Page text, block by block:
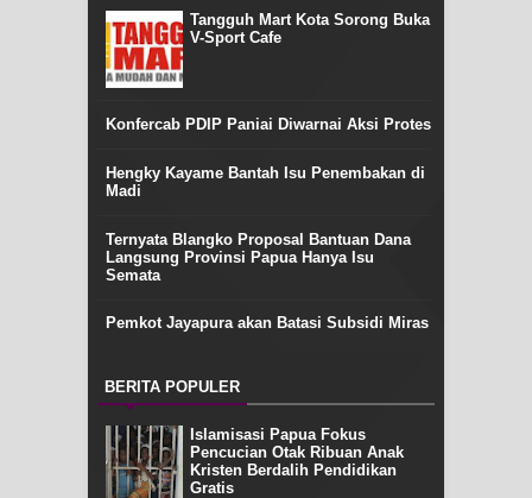
Tangguh Mart Kota Sorong Buka
V-Sport Cafe
Konfercab PDIP Paniai Diwarnai Aksi Protes
Hengky Kayame Bantah Isu Penembakan di
Madi
Ternyata Blangko Proposal Bantuan Dana
Langsung Provinsi Papua Hanya Isu
Semata
Pemkot Jayapura akan Batasi Subsidi Miras
BERITA POPULER
Islamisasi Papua Fokus
Pencucian Otak Ribuan Anak
Kristen Berdalih Pendidikan
Gratis